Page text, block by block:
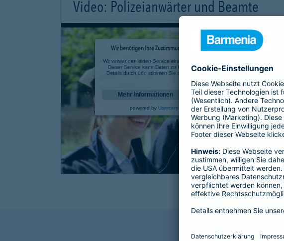
Video: Polizeianwärter und Beamte
Wir benötigen Ihre Zustimmung, um den YouTube Video-Service zu laden!
Wir verwenden einen Service eines Drittanbieters, um Videoinhalte einzubetten.
Dieser Service kann Daten zu Ihren Aktivitäten sammeln. Bitte lesen Sie die
Details durch und stimmen Sie der Nutzung des Service zu, um dieses Video
Mehr Informationen Akzeptieren
powered by Usercentrics Consent Management Platform